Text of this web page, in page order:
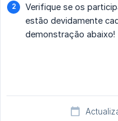
Verifique se os
estão devidamente
demonstração abaixo!